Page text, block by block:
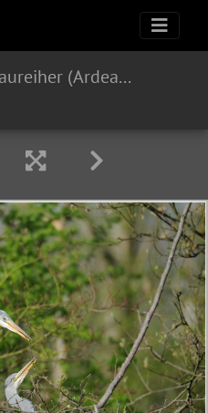
Graureiher (Ardea cinerea)